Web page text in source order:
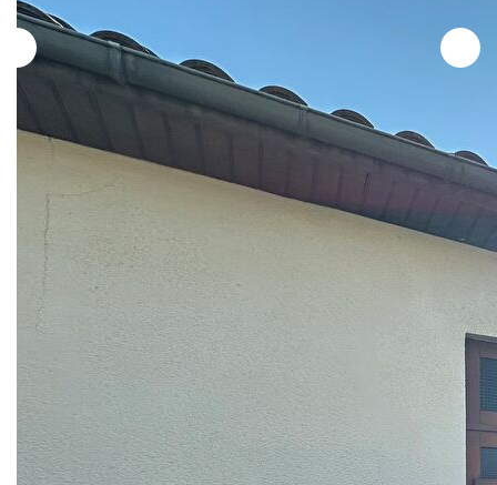
Description
Rare sur le secteur - Bas Floirac, le Cabinet Mélé vous
propose un ensemble immobilier de 2 maisons, en
copropriété de 4 lots, avec des dépendances et environ
750m² de jardin.